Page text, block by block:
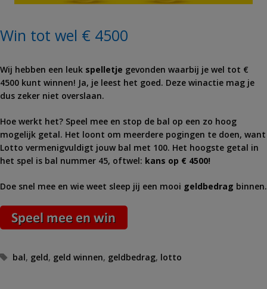
Win tot wel € 4500
Wij hebben een leuk spelletje gevonden waarbij je wel tot €
4500 kunt winnen! Ja, je leest het goed. Deze winactie mag je
dus zeker niet overslaan.
Hoe werkt het? Speel mee en stop de bal op een zo hoog
mogelijk getal. Het loont om meerdere pogingen te doen, want
Lotto vermenigvuldigt jouw bal met 100. Het hoogste getal in
het spel is bal nummer 45, oftwel: kans op € 4500!
Doe snel mee en wie weet sleep jij een mooi geldbedrag binnen.
Tags
bal, geld, geld winnen, geldbedrag, lotto